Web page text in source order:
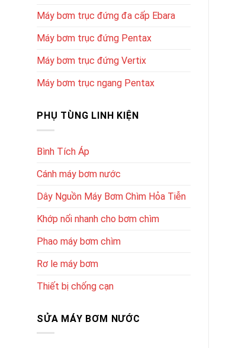
Máy bơm trục đứng đa cấp Ebara
Máy bơm trục đứng Pentax
Máy bơm trục đứng Vertix
Máy bơm trục ngang Pentax
PHỤ TÙNG LINH KIỆN
Bình Tích Áp
Cánh máy bơm nước
Dây Nguồn Máy Bơm Chìm Hỏa Tiễn
Khớp nối nhanh cho bơm chìm
Phao máy bơm chìm
Rơ le máy bơm
Thiết bị chống cạn
SỬA MÁY BƠM NƯỚC